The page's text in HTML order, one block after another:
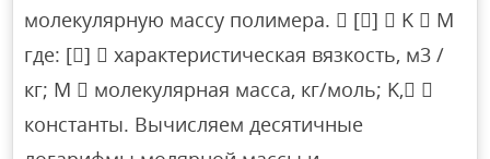
молекулярную массу полимера.  []  K  M
где: []  характеристическая вязкость, м3 /
кг; M  молекулярная масса, кг/моль; K, 
константы. Вычисляем десятичные